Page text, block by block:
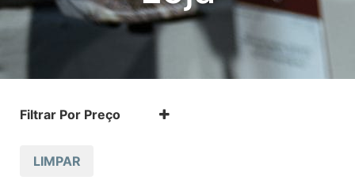
Filtrar Por Preço
LIMPAR